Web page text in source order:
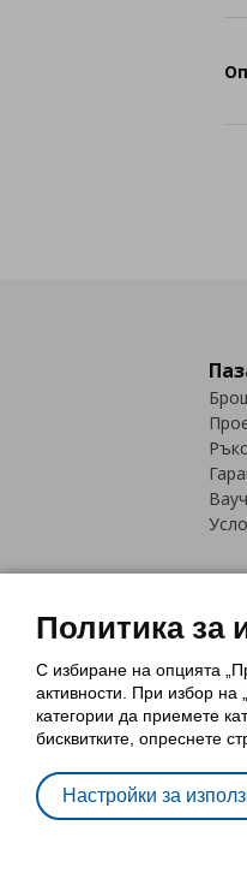
Политика за
С избиране на опцията
активности. При избор на
категории да приемете
бисквитките, опреснете
Настройки за